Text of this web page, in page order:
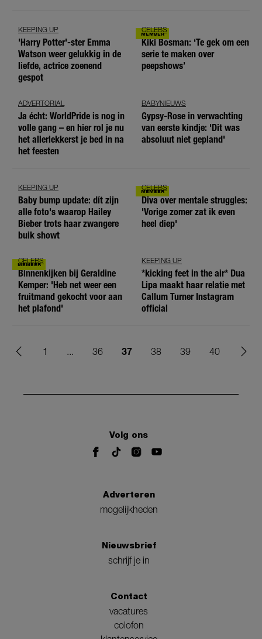
KEEPING UP
'Harry Potter'-ster Emma
Watson weer gelukkig in de
liefde, actrice zoenend
gespot
CELEBS
Kiki Bosman: ‘Te gek om een
serie te maken over
peepshows’
ADVERTORIAL
Ja écht: WorldPride is nog in
volle gang – en hier rol je nu
het allerlekkerst je bed in na
het feesten
BABYNIEUWS
Gypsy-Rose in verwachting
van eerste kindje: 'Dit was
absoluut niet gepland'
KEEPING UP
Baby bump update: dít zijn
alle foto's waarop Hailey
Bieber trots haar zwangere
buik showt
CELEBS
Diva over mentale struggles:
'Vorige zomer zat ik even
heel diep'
CELEBS
Binnenkijken bij Geraldine
Kemper: 'Heb net weer een
fruitmand gekocht voor aan
het plafond'
KEEPING UP
*kicking feet in the air* Dua
Lipa maakt haar relatie met
Callum Turner Instagram
official
1 ... 36 37 38 39 40
Volg ons
Adverteren
mogelijkheden
Nieuwsbrief
schrijf je in
Contact
vacatures
colofon